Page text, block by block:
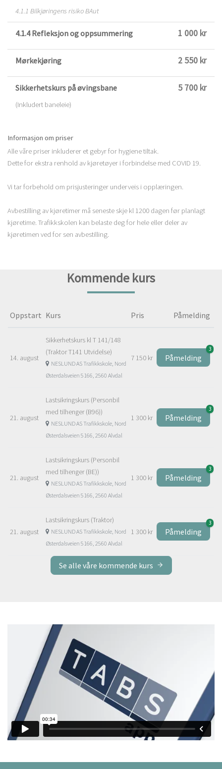
4.1.1 Bilkjøringens risiko BAut
4.1.4 Refleksjon og oppsummering 1 000 kr
Mørkekjøring 2 550 kr
Sikkerhetskurs på øvingsbane
(Inkludert baneleie)
5 700 kr
Informasjon om priser
Alle våre priser inkluderer et gebyr for hygiene tiltak.
Dette for ekstra renhold av kjøretøyer i forbindelse med COVID 19.
Vi tar forbehold om prisjusteringer underveis i opplæringen.
Avbestilling av kjøretimer må seneste skje kl 1200 dagen før planlagt
kjøretime. Trafikkskolen kan belaste deg for hele eller deler av
kjøretimen ved for sen avbestilling.
Kommende kurs
Oppstart Kurs Pris Påmelding
14. august
Sikkerhetskurs kl T 141/148
(Traktor T141 Utvidelse)
NESLUND AS Trafikkskole, Nord
Østerdalsveien 5166, 2560 Alvdal
7 150 kr Påmelding
3
21. august
Lastsikringskurs (Personbil
med tilhenger (B96))
NESLUND AS Trafikkskole, Nord
Østerdalsveien 5166, 2560 Alvdal
1 300 kr Påmelding
3
21. august
Lastsikringskurs (Personbil
med tilhenger (BE))
NESLUND AS Trafikkskole, Nord
Østerdalsveien 5166, 2560 Alvdal
1 300 kr Påmelding
3
21. august
Lastsikringskurs (Traktor)
NESLUND AS Trafikkskole, Nord
Østerdalsveien 5166, 2560 Alvdal
1 300 kr Påmelding
3
Se alle våre kommende kurs